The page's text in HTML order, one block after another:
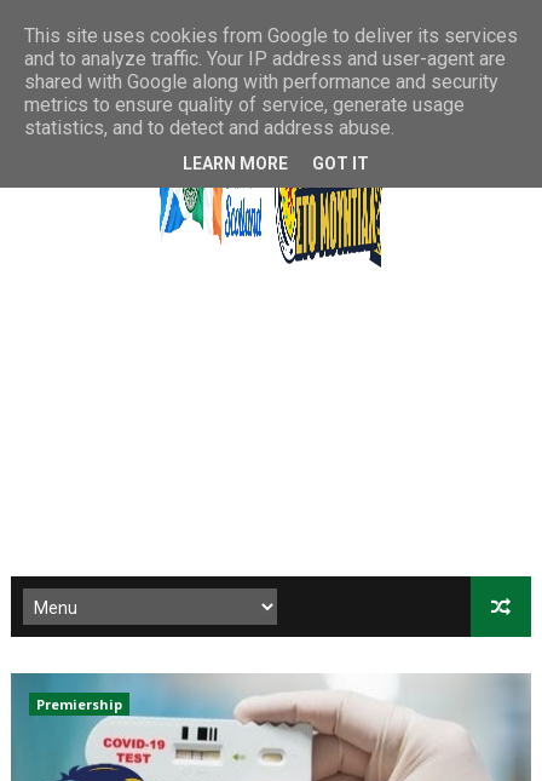
Premiership
This site uses cookies from Google to deliver its services
and to analyze traffic. Your IP address and user-agent are
shared with Google along with performance and security
metrics to ensure quality of service, generate usage
statistics, and to detect and address abuse.
LEARN MORE GOT IT